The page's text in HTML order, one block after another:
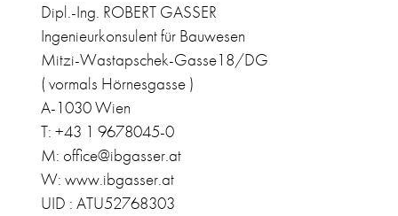
Dipl.-Ing. ROBERT GASSER
Ingenieurkonsulent für Bauwesen
Mitzi-Wastapschek-Gasse18/DG
( vormals Hörnesgasse )
A-1030 Wien
T: +43 1 9678045-0
M: office@ibgasser.at
W: www.ibgasser.at
UID : ATU52768303